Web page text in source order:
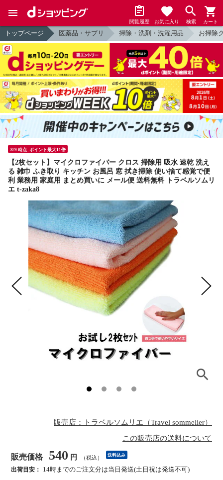
閲覧履歴 お気に入り 検索 カート
トップページ 医薬品・サプリ 掃除・洗剤・洗濯用品 お掃除
8/9 時点_ポイント最大11倍
【2枚セット】マイクロファイバー クロス 掃除用 吸水 速乾 洗え
る 雑巾 ふき取り キッチン お風呂 窓 拭き掃除 使い捨て感覚で便
利 業務用 家庭用 まとめ買いに メール便 送料無料 トラベルソムリ
エ t-zaka8
販売店：トラベルソムリエ（Travel sommelier）
この販売店の送料について
販売価格 540 円 （税込） 送料込み
出荷目安：
14時までのご注文分は当日発送(土日祝は発送不可)